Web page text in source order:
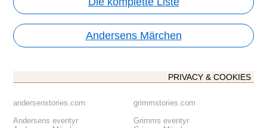
Andersens Märchen
PRIVACY & COOKIES
andersenstories.com
Andersens eventyr
grimmstories.com
Grimms eventyr